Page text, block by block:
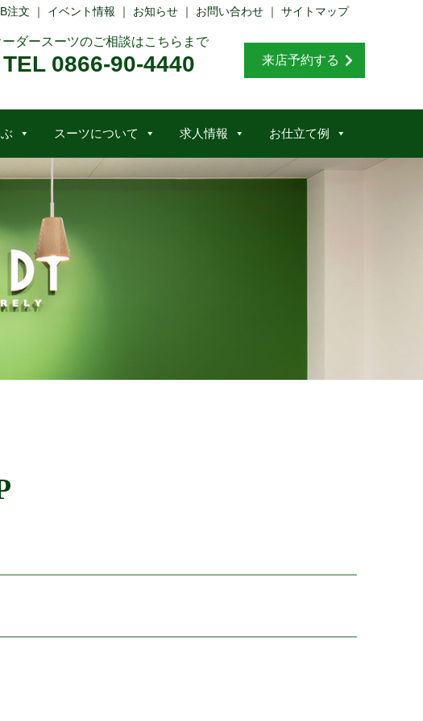
注文 ｜ イベント情報 ｜ お知らせ ｜ お問い合わせ ｜ サイトマップ
ーダースーツのご相談はこちらまで
TEL 0866-90-4440 来店予約する
スーツについて 求人情報 お仕立て例